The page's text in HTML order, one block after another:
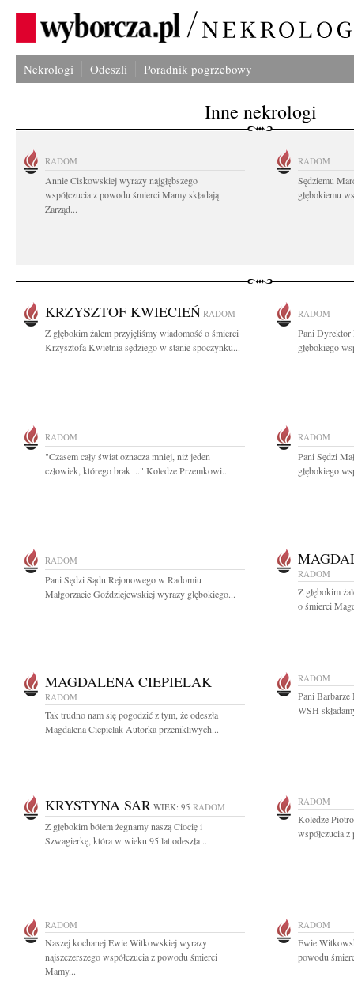
Nekrologi Odeszli Poradnik pogrzebowy
Inne nekrologi
RADOM
Annie Ciskowskiej wyrazy najgłębszego
współczucia z powodu śmierci Mamy składają
Zarząd...
RADOM
Sędziemu
głębokiemu
KRZYSZTOF KWIECIEŃ RADOM
Z głębokim żalem przyjęliśmy wiadomość o śmierci
Krzysztofa Kwietnia sędziego w stanie spoczynku...
RADOM
Pani Dyrektor
głębokiego
RADOM
"Czasem cały świat oznacza mniej, niż jeden
człowiek, którego brak ..." Koledze Przemkowi...
RADOM
Pani Sędzi
głębokiego
RADOM
Pani Sędzi Sądu Rejonowego w Radomiu
Małgorzacie Goździejewskiej wyrazy głębokiego...
RADOM
Z głębokim
o śmierci
MAGDALENA CIEPIELAK
RADOM
Tak trudno nam się pogodzić z tym, że odeszła
Magdalena Ciepielak Autorka przenikliwych...
RADOM
Pani Barbarze
WSH
KRYSTYNA SAR WIEK: 95 RADOM
Z głębokim bólem żegnamy naszą Ciocię i
Szwagierkę, która w wieku 95 lat odeszła...
RADOM
Koledze
współczucia
RADOM
Naszej kochanej Ewie Witkowskiej wyrazy
najszczerszego współczucia z powodu śmierci
Mamy...
RADOM
Ewie
powodu